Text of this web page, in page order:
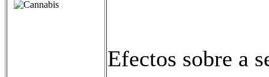
Efectos sobre a